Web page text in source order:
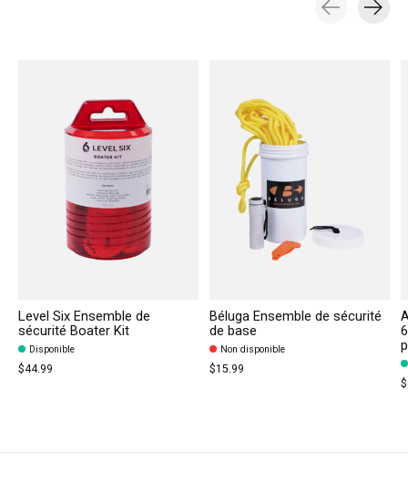
Level Six Ensemble de
sécurité Boater Kit
Disponible
$44.99
Béluga Ensemble de sécurité
de base
Non disponible
$15.99